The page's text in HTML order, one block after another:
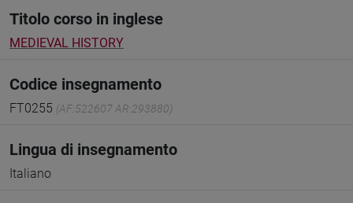
Titolo corso in inglese
MEDIEVAL HISTORY
Codice insegnamento
FT0255 (AF:522607 AR:293880)
Lingua di insegnamento
Italiano